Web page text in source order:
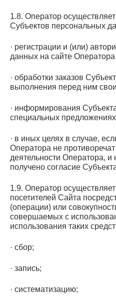
1.8. Оператор
Субъектов персональных
· регистрации и (или)
данных на сайте
· обработки заказов
выполнения перед ним
· информирования
специальных
· в иных целях в случае,
Оператора не
деятельности Оператора, и
получено согласие
1.9. Оператор
посетителей Сайта
(операции) или
совершаемых с
использования таких
· сбор;
· запись;
· систематизацию;